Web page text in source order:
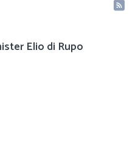
Elio di Rupo